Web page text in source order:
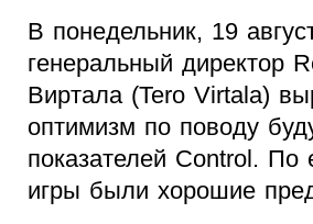
В понедельник, 19
генеральный директор
Виртала (Tero Virtala)
оптимизм по поводу
показателей Control. По
игры были хорошие